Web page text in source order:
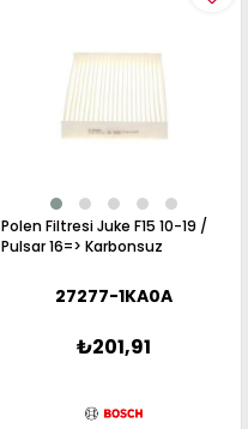
Polen Filtresi Juke F15 10-19 /
Pulsar 16=> Karbonsuz
27277-1KA0A
₺201,91